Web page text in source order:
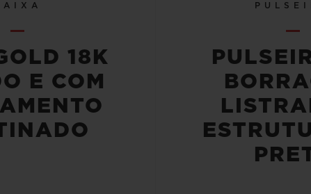
18K
E COM